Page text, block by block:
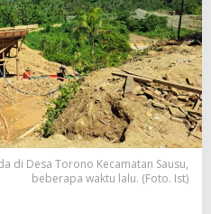
i
t
a
s
P
e
r
t
a
m di Desa Torono Kecamatan Sausu,
beberapa waktu lalu. (Foto. Ist)